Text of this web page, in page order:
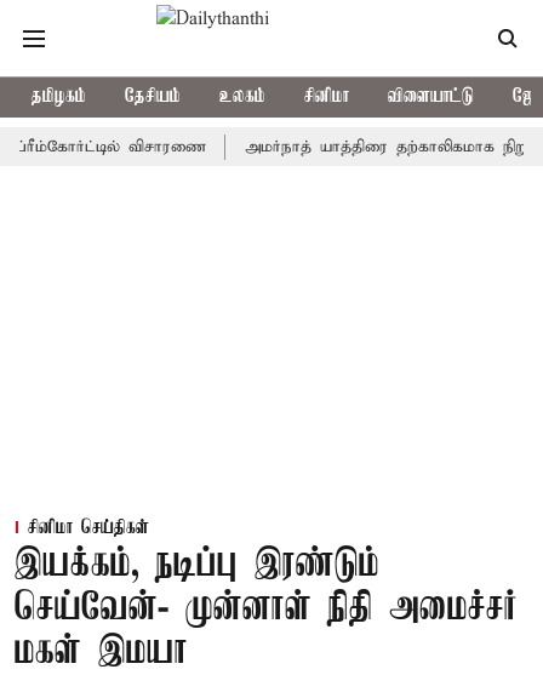
தமிழகம் தேசியம் உலகம் சினிமா விளையாட்டு
விசாரணை அமர்நாத் யாத்திரை தற்காலிகமாக நிறுத்தம்
சினிமா செய்திகள்
இயக்கம், நடிப்பு இரண்டும்
செய்வேன்- முன்னாள் நிதி அமைச்சர்
மகள் இமயா